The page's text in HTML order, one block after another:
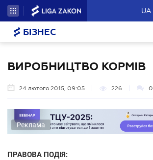
UA
БІЗНЕС
ВИРОБНИЦТВО КОРМІВ
24 лютого 2015, 09:05 226 0
Реклама
ПРАВОВА ПОДІЯ: